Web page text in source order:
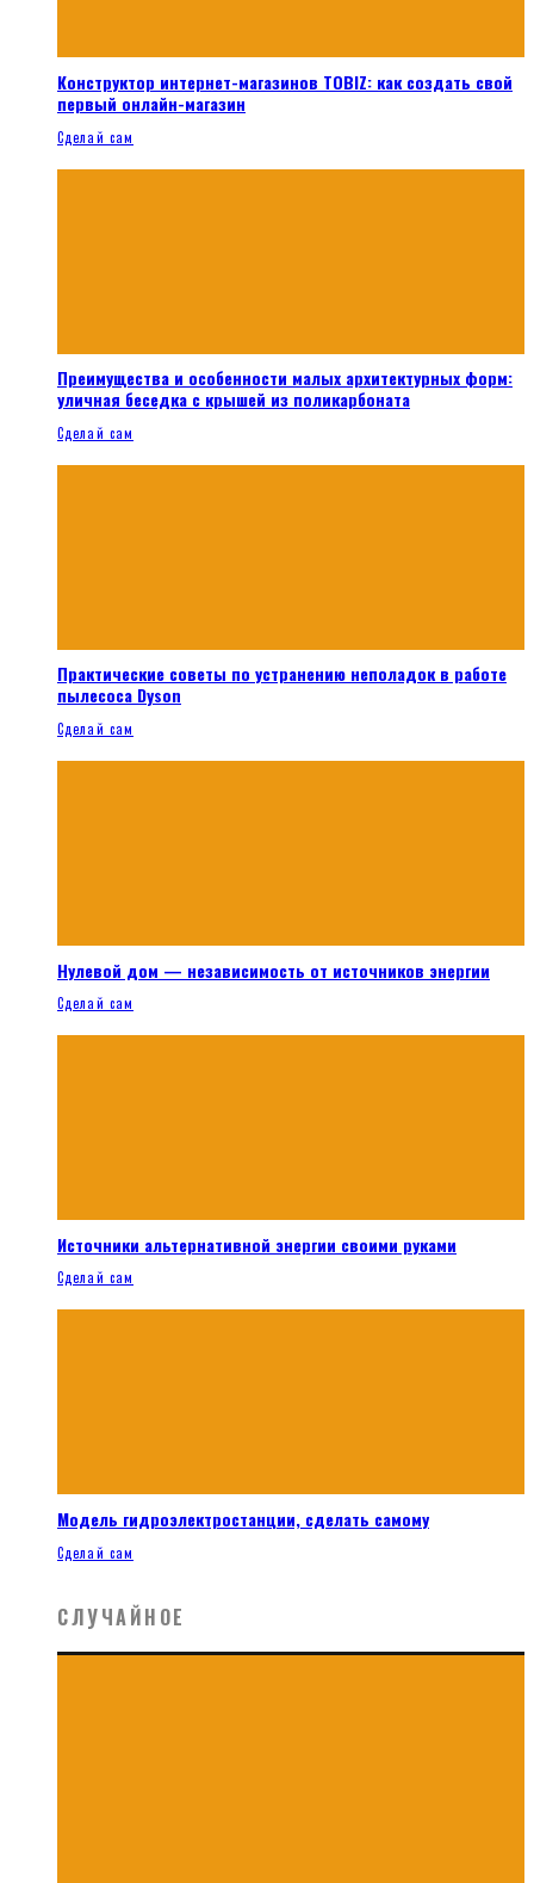
Конструктор интернет-магазинов TOBIZ: как создать свой
первый онлайн-магазин
Сделай сам
Преимущества и особенности малых архитектурных форм:
уличная беседка с крышей из поликарбоната
Сделай сам
Практические советы по устранению неполадок в работе
пылесоса Dyson
Сделай сам
Нулевой дом — независимость от источников энергии
Сделай сам
Источники альтернативной энергии своими руками
Сделай сам
Модель гидроэлектростанции, сделать самому
Сделай сам
СЛУЧАЙНОЕ